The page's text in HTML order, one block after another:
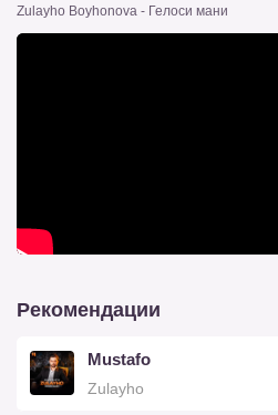
Zulayho Boyhonova - Гелоси мани
Рекомендации
Mustafo
Zulayho